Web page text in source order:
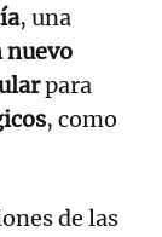
, una
nuevo
para
, como
de las